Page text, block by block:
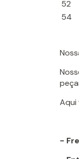
52
54
Aqui
-